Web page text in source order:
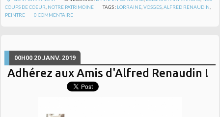
COUPS DE COEUR NOTRE PATRIMOINE TAGS : LORRAINE ,VOSGES ,ALFRED RENAUDIN
PEINTRE
0 COMMENTAIRE
00H00 20 JANV. 2019
Adhérez aux Amis d'Alfred Renaudin !